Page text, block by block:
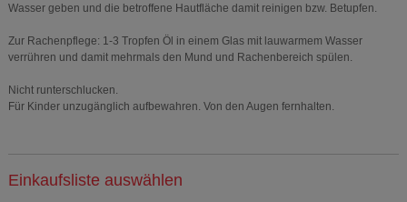
Wasser geben und die betroffene Hautfläche damit reinigen bzw. Betupfen.
Zur Rachenpflege: 1-3 Tropfen Öl in einem Glas mit lauwarmem Wasser
verrühren und damit mehrmals den Mund und Rachenbereich spülen.
Nicht runterschlucken.
Für Kinder unzugänglich aufbewahren. Von den Augen fernhalten.
Einkaufsliste auswählen